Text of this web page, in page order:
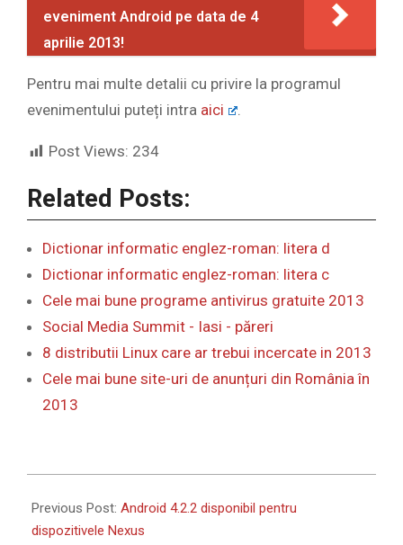
eveniment Android pe data de 4
aprilie 2013!
Pentru mai multe detalii cu privire la programul
evenimentului puteți intra aici .
Post Views: 234
Related Posts:
Dictionar informatic englez-roman: litera d
Dictionar informatic englez-roman: litera c
Cele mai bune programe antivirus gratuite 2013
Social Media Summit - Iasi - păreri
8 distributii Linux care ar trebui incercate in 2013
Cele mai bune site-uri de anunțuri din România în
2013
02-
14
Previous Post: Android 4.2.2 disponibil pentru
dispozitivele Nexus